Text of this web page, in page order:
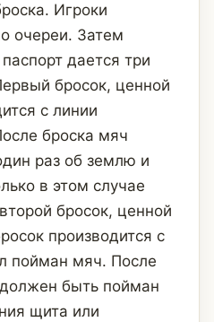
Игроки
очереи. Затем
дается три
бросок, ценной
с линии
броска мяч
раз об землю и
в этом случае
бросок, ценной
производится с
пойман мяч. После
быть пойман
щита или